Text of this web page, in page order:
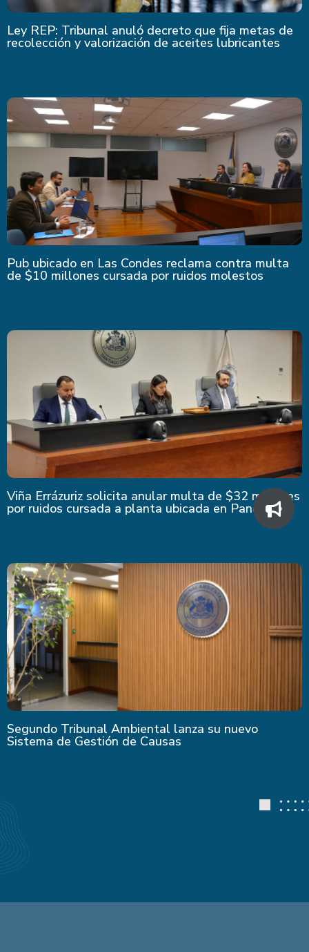
Ley REP: Tribunal anuló decreto que fija metas de
recolección y valorización de aceites lubricantes
Pub ubicado en Las Condes reclama contra multa
de $10 millones cursada por ruidos molestos
Viña Errázuriz solicita anular multa de $32 millones
por ruidos cursada a planta ubicada en Panquehue
Segundo Tribunal Ambiental lanza su nuevo
Sistema de Gestión de Causas